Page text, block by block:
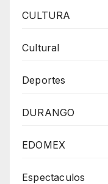
CULTURA
Cultural
Deportes
DURANGO
EDOMEX
Espectaculos